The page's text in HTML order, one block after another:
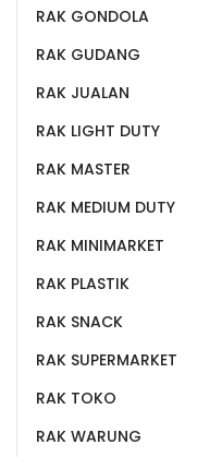
RAK GONDOLA
RAK GUDANG
RAK JUALAN
RAK LIGHT DUTY
RAK MASTER
RAK MEDIUM DUTY
RAK MINIMARKET
RAK PLASTIK
RAK SNACK
RAK SUPERMARKET
RAK TOKO
RAK WARUNG